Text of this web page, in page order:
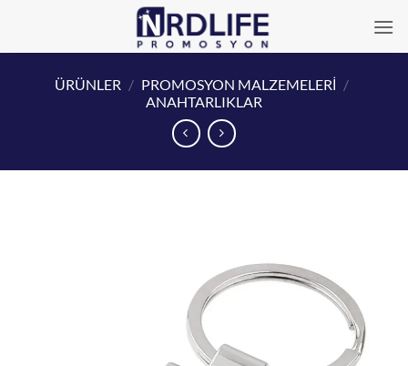
ÜRÜNLER / PROMOSYON MALZEMELERİ /
ANAHTARLIKLAR